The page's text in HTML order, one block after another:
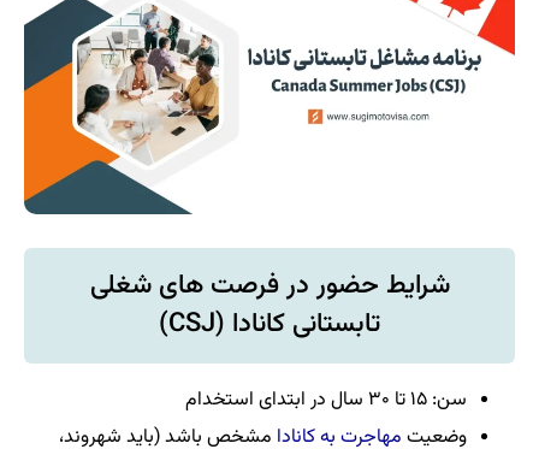
شرایط حضور در فرصت‌ های شغلی
تابستانی کانادا (CSJ)
سن: ۱۵ تا ۳۰ سال در ابتدای استخدام
وضعیت مهاجرت به کانادا مشخص باشد (باید شهروند،